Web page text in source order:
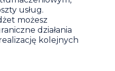
usług.
możesz
działania
kolejnych